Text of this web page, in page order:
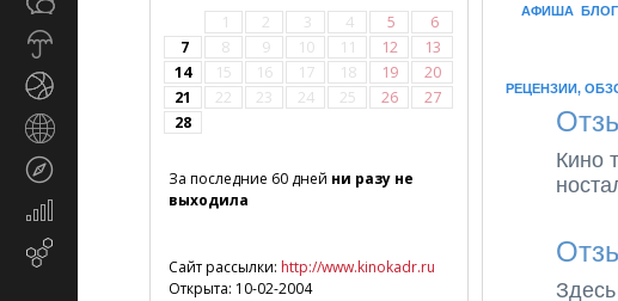
Экономика
маркетинг
1 2 3 4 5
6
7
8 9 10 11 12
13
14
15 16 17 18 19
20
21
22 23 24 25 26
27
28
За последние 60 дней ни разу не
выходила
Сайт рассылки: http://www.kinokadr.ru
Открыта: 10-02-2004
АФИША БЛОГ
РЕЦЕНЗИИ,
Кино